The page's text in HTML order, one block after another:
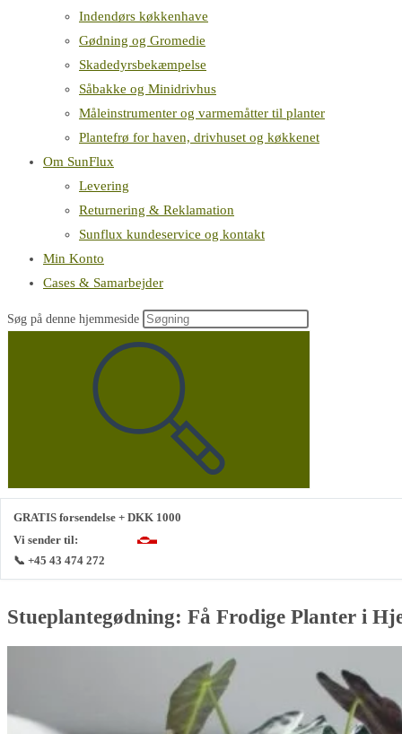
Indendørs køkkenhave
Gødning og Gromedie
Skadedyrsbekæmpelse
Såbakke og Minidrivhus
Måleinstrumenter og varmemåtter til planter
Plantefrø for haven, drivhuset og køkkenet
Om SunFlux
Levering
Returnering & Reklamation
Sunflux kundeservice og kontakt
Min Konto
Cases & Samarbejder
Søg på denne hjemmeside
GRATIS forsendelse + DKK 1000
Vi sender til:
📞 +45 43 474 272
Stueplantegødning: Få Frodige Planter i